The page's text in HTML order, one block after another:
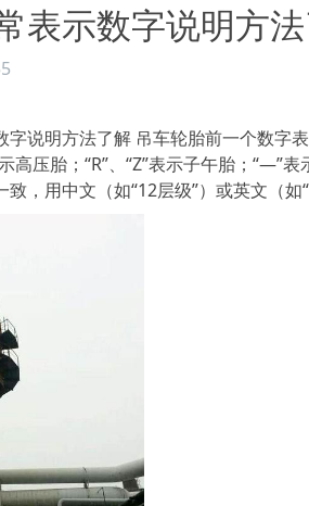
表示数字说明方
说明方法了解 吊车轮胎前一个数字
高压胎；“R”、“Z”表示子午胎；“―”
，用中文（如“12层级”）或英文（如